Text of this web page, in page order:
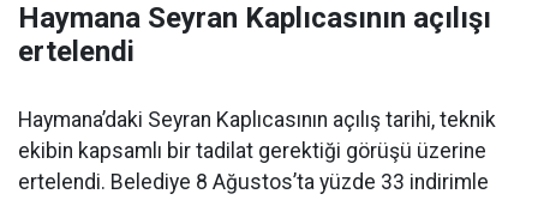
Haymana Seyran Kaplıcasının açılışı
ertelendi
Haymana’daki Seyran Kaplıcasının açılış tarihi, teknik
ekibin kapsamlı bir tadilat gerektiği görüşü üzerine
ertelendi. Belediye 8 Ağustos’ta yüzde 33 indirimle